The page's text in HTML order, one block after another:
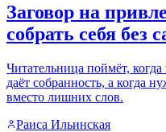
Заговор на
собрать себя без
Читательница поймёт, когда
даёт собранность, а когда
вместо лишних слов.
Раиса Ильинская